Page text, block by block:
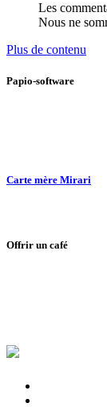
Les
Nous ne
Plus de contenu
Papio-software
Carte mère Mirari
Offrir un café